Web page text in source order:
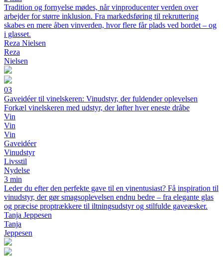
Tradition og fornyelse mødes, når vinproducenter verden over
arbejder for større inklusion. Fra markedsføring til rekruttering
skabes en mere åben vinverden, hvor flere får plads ved bordet – og
i glasset.
Reza Nielsen
Reza
Nielsen
03
Gaveidéer til vinelskeren: Vinudstyr, der fuldender oplevelsen
Forkæl vinelskeren med udstyr, der løfter hver eneste dråbe
Vin
Vin
Vin
Gaveidéer
Vinudstyr
Livsstil
Nydelse
3 min
Leder du efter den perfekte gave til en vinentusiast? Få inspiration til
vinudstyr, der gør smagsoplevelsen endnu bedre – fra elegante glas
og præcise proptrækkere til iltningsudstyr og stilfulde gaveæsker.
Tanja Jeppesen
Tanja
Jeppesen